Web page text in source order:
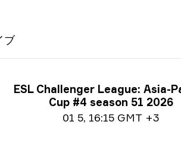
ブ
トーナメント情報
ESL Challenger League: Asia-
Cup #4 season 51 2026
01 5, 16:15 GMT +3